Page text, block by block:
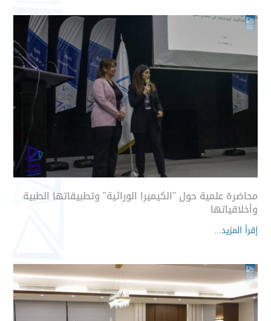
محاضرة علمية حول "الكيميرا الوراثية" وتطبيقاتها الطبية
وأخلاقياتها
إقرأ المزيد...